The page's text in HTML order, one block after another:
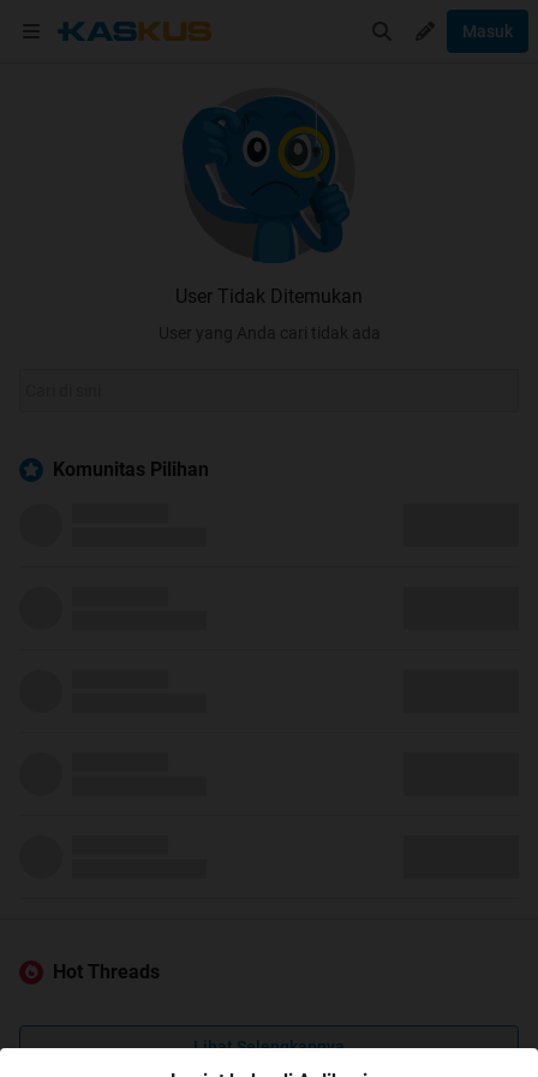
Masuk
User Tidak Ditemukan
User yang Anda cari tidak ada
Komunitas Pilihan
Hot Threads
Lihat Selengkapnya